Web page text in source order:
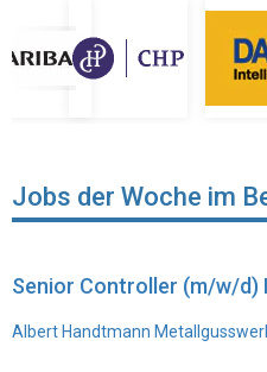
Jobs der Woche im
Senior Controller (m/w/d)
Albert Handtmann